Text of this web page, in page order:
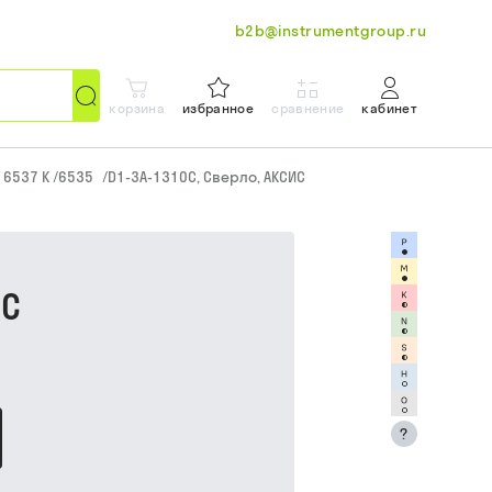
b2b@instrumentgroup.ru
корзина избранное сравнение кабинет
6537 K /6535 /D1-3A-1310C, Сверло, АКСИС
?